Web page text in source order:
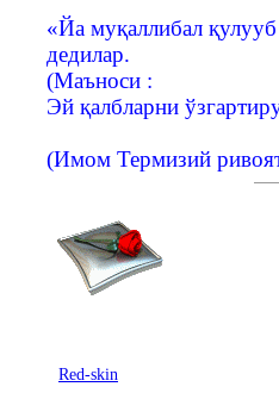
«Йа муқаллибал
дедилар.
(Маъноси :
Эй қалбларни
(Имом Термизий
Red-skin